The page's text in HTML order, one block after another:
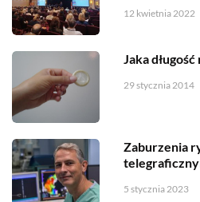
12 kwietnia 2022
Jaka
29 stycznia 2014
Zaburzenia
5 stycznia 2023